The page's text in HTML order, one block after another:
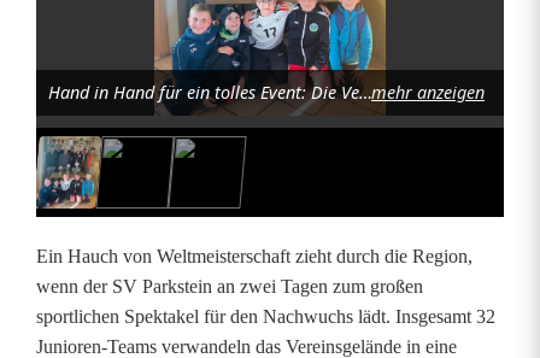
W
M
Z
a
Hand in Hand für ein tolles Event: Die Verantwortlichen des Jugendförderkreises zusammen mit dem „Ziehungspersonal“, das den teilnehmenden Teams ihre WM-Nationen zugelost hat; Herbert Schaumbergermehr anzeigen
Ein Hauch von Weltmeisterschaft zieht durch die Region,
wenn der SV Parkstein an zwei Tagen zum großen
sportlichen Spektakel für den Nachwuchs lädt. Insgesamt 32
Junioren-Teams verwandeln das Vereinsgelände in eine